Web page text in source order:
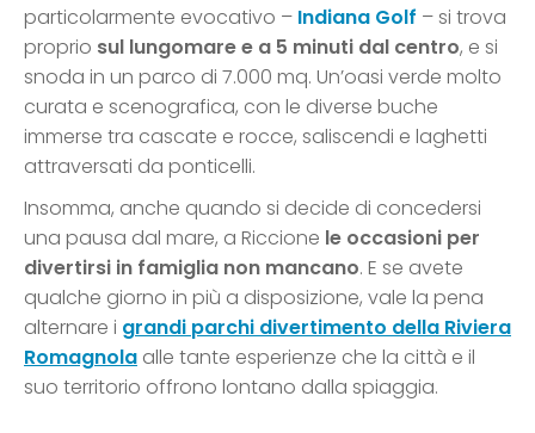
particolarmente evocativo – Indiana Golf – si trova
proprio sul lungomare e a 5 minuti dal centro, e si
snoda in un parco di 7.000 mq. Un’oasi verde molto
curata e scenografica, con le diverse buche
immerse tra cascate e rocce, saliscendi e laghetti
attraversati da ponticelli.
Insomma, anche quando si decide di concedersi
una pausa dal mare, a Riccione le occasioni per
divertirsi in famiglia non mancano. E se avete
qualche giorno in più a disposizione, vale la pena
alternare i grandi parchi divertimento della Riviera
Romagnola alle tante esperienze che la città e il
suo territorio offrono lontano dalla spiaggia.